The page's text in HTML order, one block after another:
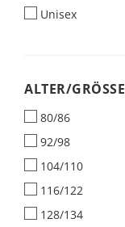
Unisex
ALTER/GRÖSSE
ALTER/GRÖSSE
80/86
92/98
104/110
116/122
128/134